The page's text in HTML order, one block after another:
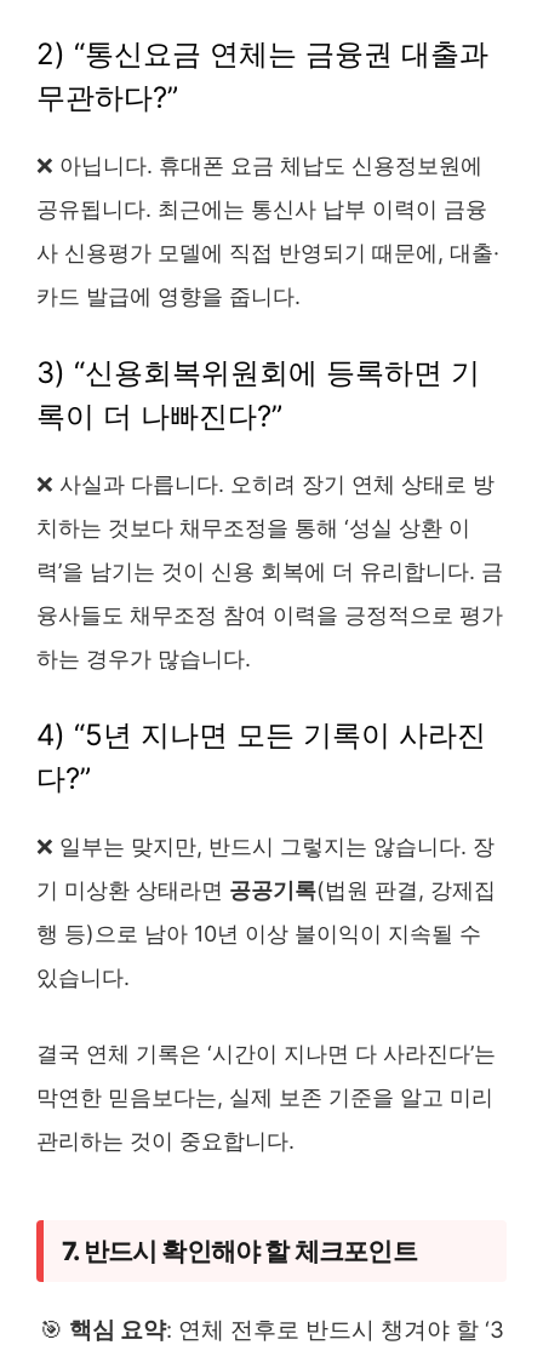
2) “통신요금 연체는 금융권 대출과
무관하다?”
❌ 아닙니다. 휴대폰 요금 체납도 신용정보원에
공유됩니다. 최근에는 통신사 납부 이력이 금융
사 신용평가 모델에 직접 반영되기 때문에, 대출·
카드 발급에 영향을 줍니다.
3) “신용회복위원회에 등록하면 기
록이 더 나빠진다?”
❌ 사실과 다릅니다. 오히려 장기 연체 상태로 방
치하는 것보다 채무조정을 통해 ‘성실 상환 이
력’을 남기는 것이 신용 회복에 더 유리합니다. 금
융사들도 채무조정 참여 이력을 긍정적으로 평가
하는 경우가 많습니다.
4) “5년 지나면 모든 기록이 사라진
다?”
❌ 일부는 맞지만, 반드시 그렇지는 않습니다. 장
기 미상환 상태라면 공공기록(법원 판결, 강제집
행 등)으로 남아 10년 이상 불이익이 지속될 수
있습니다.
결국 연체 기록은 ‘시간이 지나면 다 사라진다’는
막연한 믿음보다는, 실제 보존 기준을 알고 미리
관리하는 것이 중요합니다.
7. 반드시 확인해야 할 체크포인트
🎯 핵심 요약: 연체 전후로 반드시 챙겨야 할 ‘3